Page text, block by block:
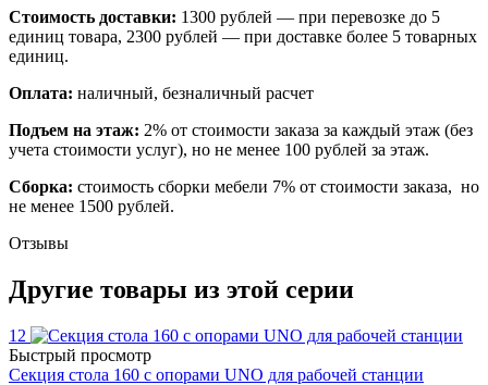
Стоимость доставки: 1300 рублей — при перевозке до 5
единиц товара, 2300 рублей — при доставке более 5 товарных
единиц.
Оплата: наличный, безналичный расчет
Подъем на этаж: 2% от стоимости заказа за каждый этаж (без
учета стоимости услуг), но не менее 100 рублей за этаж.
Сборка: стоимость сборки мебели 7% от стоимости заказа, но
не менее 1500 рублей.
Отзывы
Другие товары из этой серии
12
Быстрый просмотр
Секция стола 160 с опорами UNO для рабочей станции